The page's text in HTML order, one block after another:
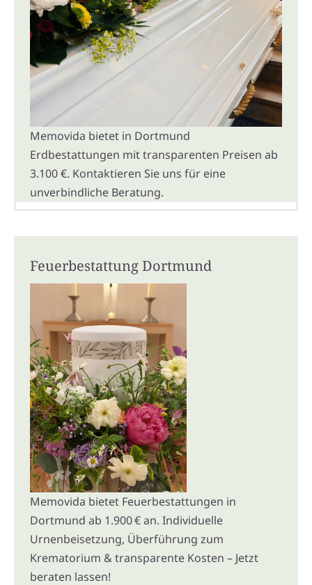
Memovida bietet in Dortmund
Erdbestattungen mit transparenten Preisen ab
3.100 €. Kontaktieren Sie uns für eine
unverbindliche Beratung.
Feuerbestattung Dortmund
Memovida bietet Feuerbestattungen in
Dortmund ab 1.900 € an. Individuelle
Urnenbeisetzung, Überführung zum
Krematorium & transparente Kosten – Jetzt
beraten lassen!